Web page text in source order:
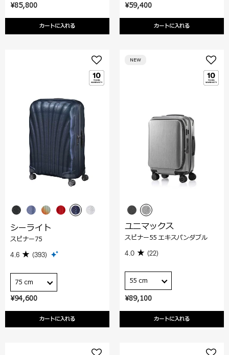
¥85,800
カートに入れる
¥59,400
カートに入れる
¥94,600
カートに入れる
シーライト
スピナー75
4.6 (393)
75 cm
¥89,100
カートに入れる
NEW
ユニマックス
スピナー55 エキスパンダブル
4.0 (22)
55 cm